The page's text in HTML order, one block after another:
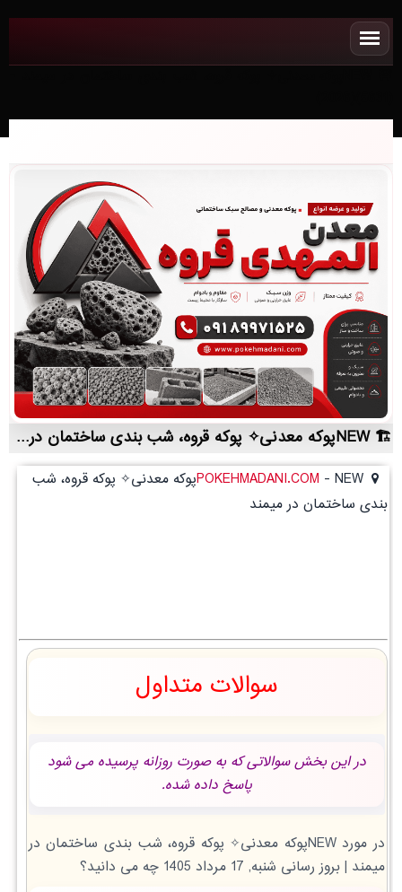
NEWپوکه معدنی✧ پوکه قروه، شب بندی ساختمان در ميمند | لیست قیمت روز و خرید مستقیم ، مناسب تر از نمایندگی شهرستان ها
POKEHMADANI.COM -
NEWپوکه معدنی✧ پوکه قروه، شب
بندی ساختمان در ميمند
سوالات متداول
در این بخش سوالاتی که به صورت روزانه پرسیده می شود
پاسخ داده شده.
در مورد NEWپوکه معدنی✧ پوکه قروه، شب بندی ساختمان در
ميمند | بروز رسانی شنبه, 17 مرداد 1405 چه می دانید؟